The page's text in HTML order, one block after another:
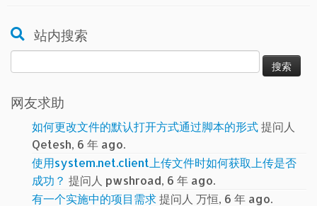
站内搜索
索：
网友求助
如何更改文件的默认打开方式通过脚本的形式提问人
Qetesh, 6 年 ago.
使用system.net.client上传文件时如何获取上传是否
成功？ 提问人 pwshroad, 6 年 ago.
有一个实施中的项目需求提问人 万恒, 6 年 ago.